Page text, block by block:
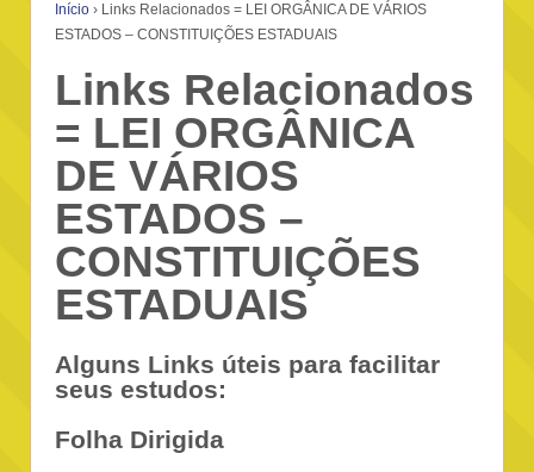
Início › Links Relacionados = LEI ORGÂNICA DE VÁRIOS
ESTADOS – CONSTITUIÇÕES ESTADUAIS
Links Relacionados
= LEI ORGÂNICA
DE VÁRIOS
ESTADOS –
CONSTITUIÇÕES
ESTADUAIS
Alguns Links úteis para facilitar
seus estudos:
Folha Dirigida